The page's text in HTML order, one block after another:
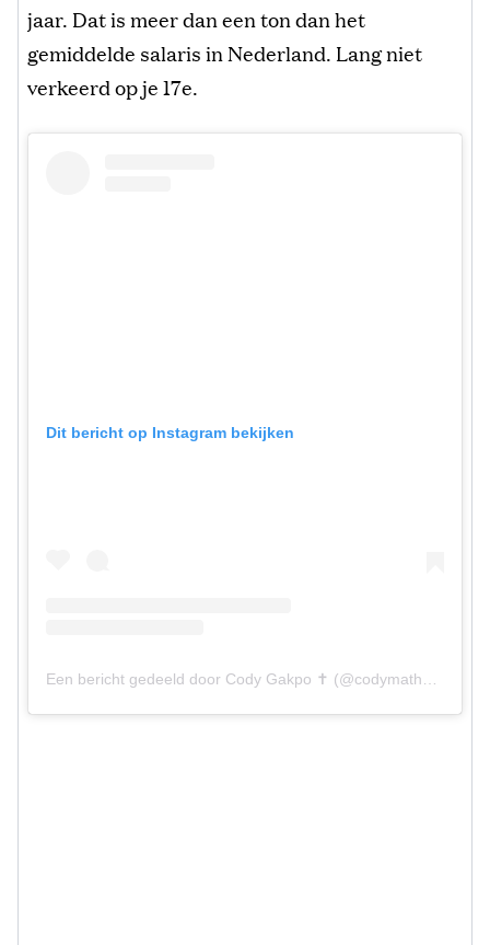
jaar. Dat is meer dan een ton dan het
gemiddelde salaris in Nederland. Lang niet
verkeerd op je 17e.
Dit bericht op Instagram bekijken
Een bericht gedeeld door Cody Gakpo ✝️ (@codymathesgakpo)